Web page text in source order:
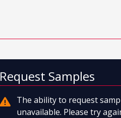
Request Samples
The ability to request
unavailable. Please try